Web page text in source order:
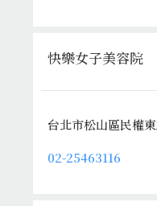
快樂女子美容院
台北市松山區民權
02-25463116